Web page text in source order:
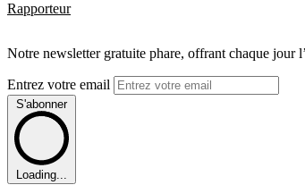
Rapporteur
Notre newsletter gratuite phare, offrant chaque jour
Entrez votre email
S'abonner
Loading...